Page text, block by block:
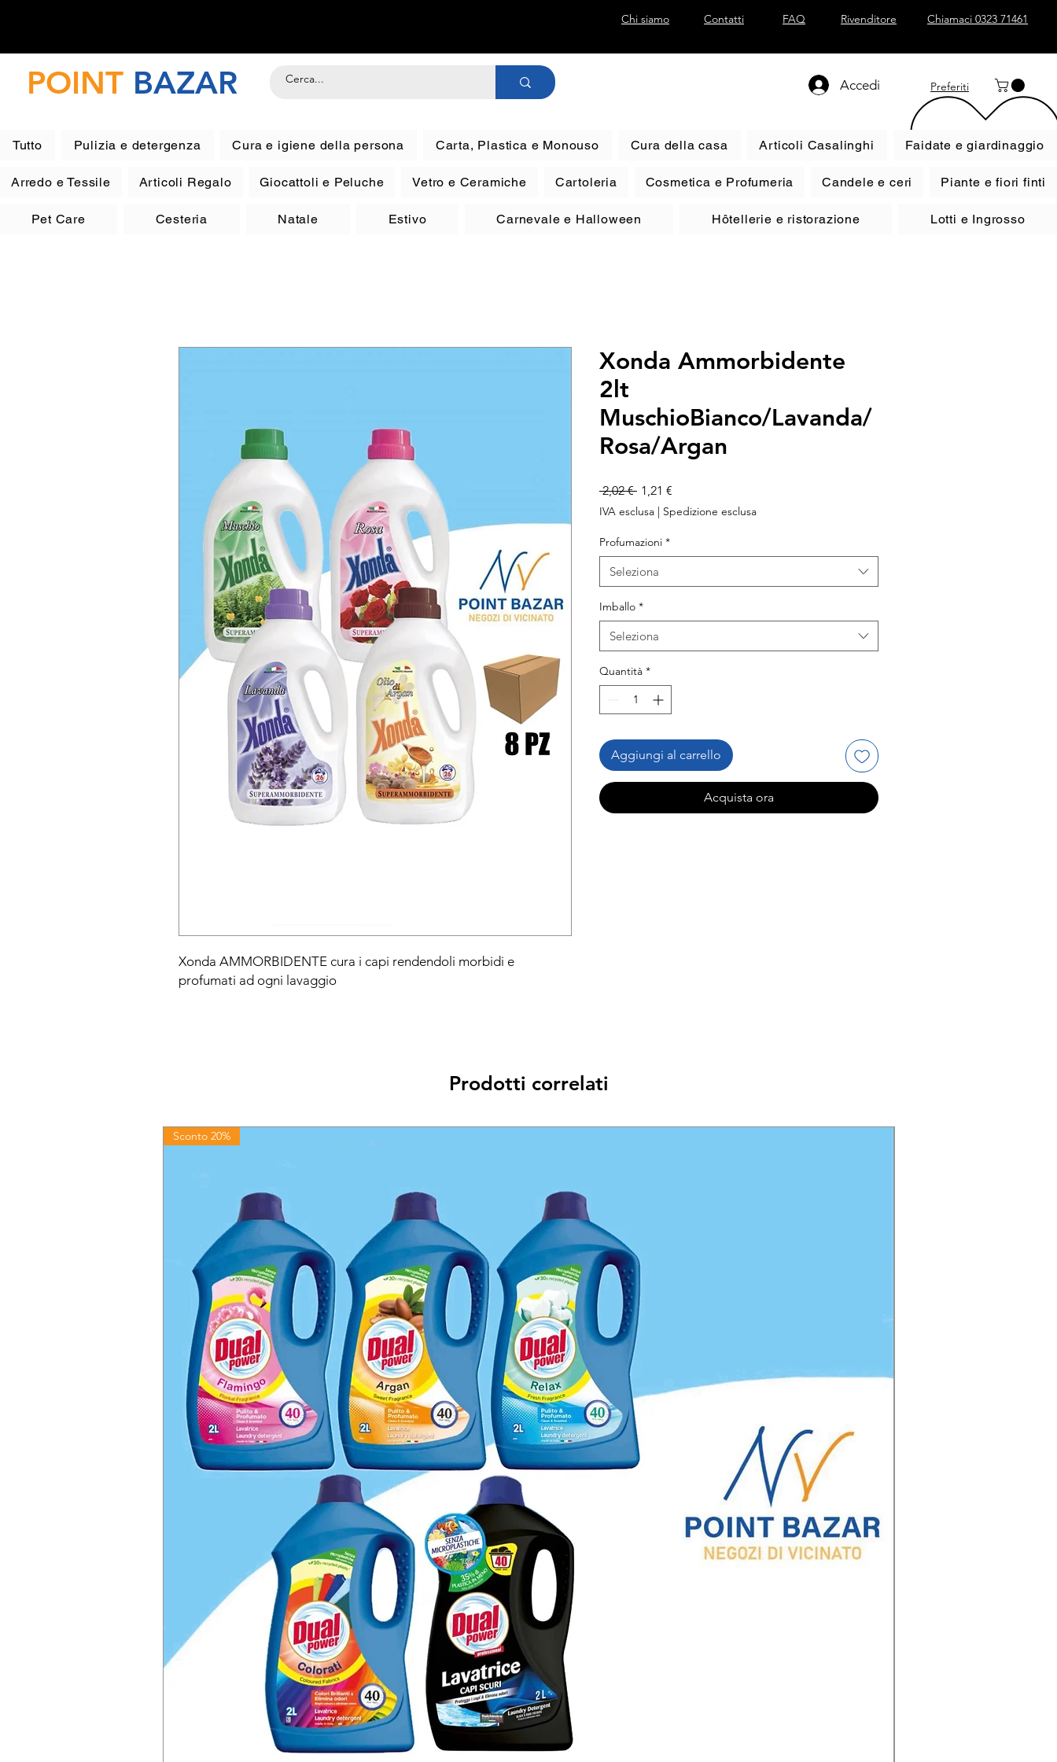
Chi siamo Contatti FAQ Rivenditore Chiamaci 0323 71461
POINT BAZAR Accedi Preferiti
Tutto Pulizia e detergenza Cura e igiene della persona Carta, Plastica e Monouso Cura della casa Articoli Casalinghi Faidate e giardinaggio
Arredo e Tessile Articoli Regalo Giocattoli e Peluche Vetro e Ceramiche Cartoleria Cosmetica e Profumeria Candele e ceri Piante e fiori finti
Pet Care Cesteria Natale Estivo Carnevale e Halloween Hôtellerie e ristorazione Lotti e Ingrosso
Xonda AMMORBIDENTE cura i capi rendendoli morbidi e
profumati ad ogni lavaggio
Xonda Ammorbidente
2lt
MuschioBianco/Lavanda/
Rosa/Argan
2,02 € Prezzo
regolare
1,21 €
scontato
IVA esclusa | Spedizione esclusa
Profumazioni *
Seleziona
Imballo *
Seleziona
Quantità *
Aggiungi al carrello
Acquista ora
Prodotti correlati
Sconto 20%